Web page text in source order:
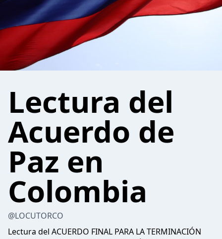
Lectura del
Acuerdo de
Paz en
Colombia
@LOCUTORCO
Lectura del ACUERDO FINAL PARA LA TERMINACIÓN